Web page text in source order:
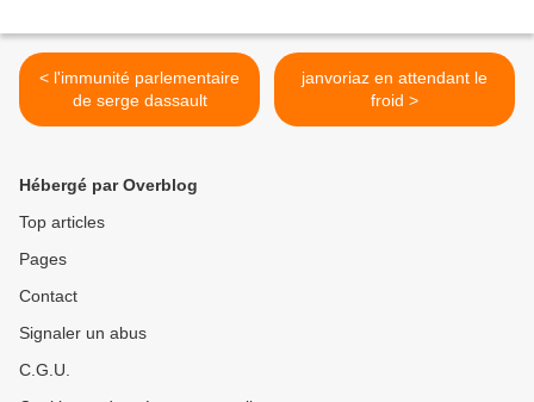
< l'immunité parlementaire
de serge dassault
janvoriaz en attendant le
froid >
Hébergé par Overblog
Top articles
Pages
Contact
Signaler un abus
C.G.U.